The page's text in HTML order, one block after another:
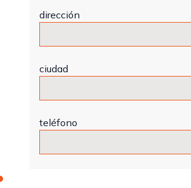
dirección
ciudad
teléfono